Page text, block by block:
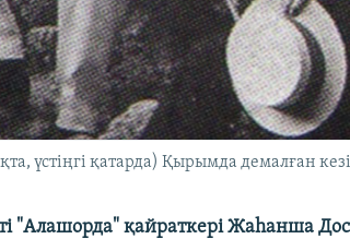
үстіңгі қатарда) Қырымда демалған
"Алашорда" қайраткері Жаһанша